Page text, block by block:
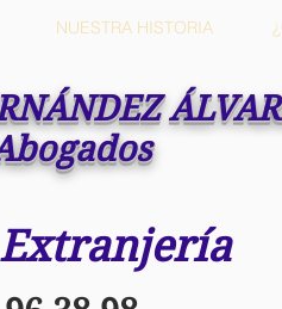
NUESTRA HISTORIA